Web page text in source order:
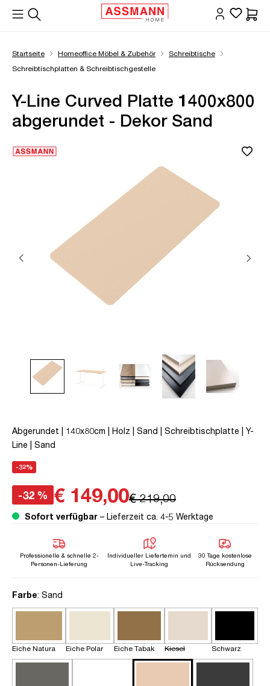
springen
Startseite Homeoffice Möbel & Zubehör
Schreibtische
Schreibtischplatten & Schreibtischgestelle
Y-Line Curved Platte 1400x800
abgerundet - Dekor Sand
Abgerundet | 140x80cm | Holz | Sand | Schreibtischplatte | Y-
Line | Sand
-32%
-32 % € 149,00€ 219,00
Sofort verfügbar – Lieferzeit ca. 4-5 Werktage
Professionelle & schnelle 2-
Personen-Lieferung
Individueller Liefertemin und
Live-Tracking
30 Tage kostenlose
Rücksendung
Farbeauswählen
: Sand
Eiche Natura Eiche Polar Eiche Tabak Kiesel Schwarz